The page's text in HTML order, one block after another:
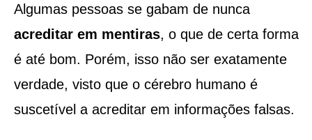
Algumas pessoas se gabam de nunca
acreditar em mentiras, o que de certa forma
é até bom. Porém, isso não ser exatamente
verdade, visto que o cérebro humano é
suscetível a acreditar em informações falsas.